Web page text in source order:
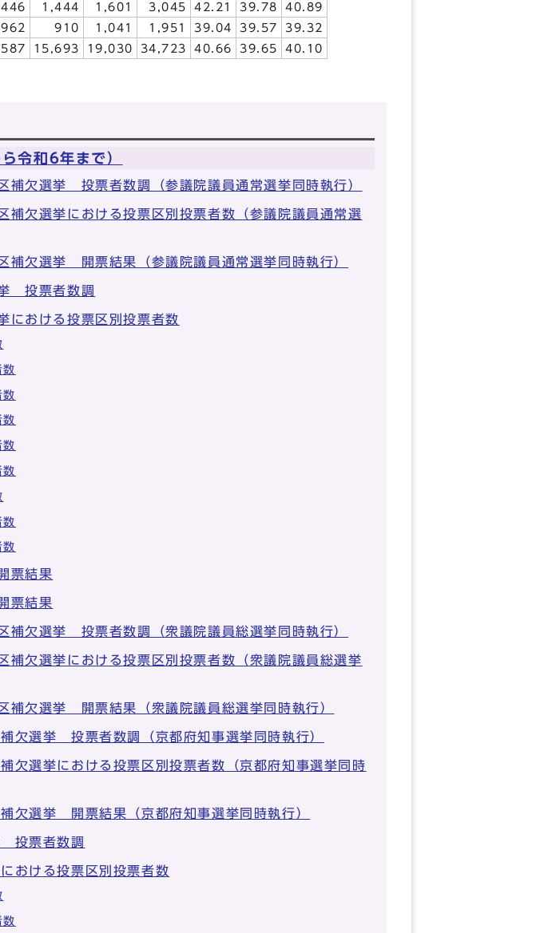
1,444 1,601 3,045 42.21 39.78
40.89
910 1,041 1,951 39.04 39.57
39.32
15,693 19,030 34,723 40.66 39.65 40.10
令和6年まで）
欠選挙 投票者数調（参議院議員通常選挙同時執行）
欠選挙における投票区別投票者数（参議院議員通常選
欠選挙 開票結果（参議院議員通常選挙同時執行）
投票者数調
おける投票区別投票者数
数
数
数
数
数
数
数
票結果
票結果
欠選挙 投票者数調（衆議院議員総選挙同時執行）
欠選挙における投票区別投票者数（衆議院議員総選挙
欠選挙 開票結果（衆議院議員総選挙同時執行）
選挙 投票者数調（京都府知事選挙同時執行）
選挙における投票区別投票者数（京都府知事選挙同時
選挙 開票結果（京都府知事選挙同時執行）
投票者数調
おける投票区別投票者数
数